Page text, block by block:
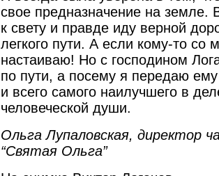
свое предназначение на земле.
к свету и правде иду верной
легкого пути. А если кому-то со
настаиваю! Но с господином
по пути, а посему я передаю
и всего самого наилучшего в
человеческой души.
Ольга Лупаловская, директор
“Святая Ольга”